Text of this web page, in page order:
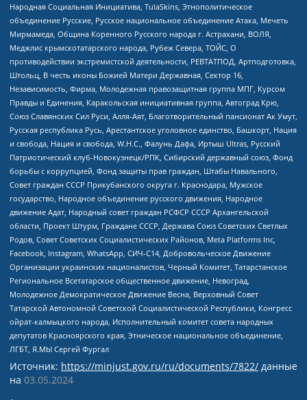
Народная Социальная Инициатива, TulaSkins, Этнополитическое
объединение Русские, Русское национальное объединение Атака, Мечеть
Мирмамеда, Община Коренного Русского народа г. Астрахани, ВОЛЯ,
Меджлис крымскотатарского народа, Рубеж Севера, ТОЙС, О
противодействии экстремистской деятельности, РЕВТАТПОД, Артподготовка,
Штольц, В честь иконы Божией Матери Державная, Сектор 16,
Независимость, Фирма, Молодежная правозащитная группа МПГ, Курсом
Правды и Единения, Каракольская инициативная группа, Автоград Крю,
Союз Славянских Сил Руси, Алля-Аят, Благотворительный пансионат Ак Умут,
Русская республика Русь, Арестантское уголовное единство, Башкорт, Нация
и свобода, Нация и свобода, W.H.С., Фалунь Дафа, Иртыш Ultras, Русский
Патриотический клуб-Новокузнецк/РПК, Сибирский державный союз, Фонд
борьбы с коррупцией, Фонд защиты прав граждан, Штабы Навального,
Совет граждан СССР Прикубанского округа г. Краснодара, Мужское
государство, Народное объединение русского движения, Народное
движение Адат, Народный совет граждан РСФСР СССР Архангельской
области, Проект Штурм, Граждане СССР, Держава Союз Советских Светлых
Родов, Совет Советских Социалистических Районов, Meta Platforms Inc,
Facebook, Instagram, WhatsApp, СИЧ-С14, Добровольческое Движение
Организации украинских националистов, Черный Комитет, Татарстанское
Региональное Всетатарское общественное движение, Невоград,
Молодежное Демократическое Движение Весна, Верховный Совет
Татарской Автономной Советской Социалистической Республики, Конгресс
ойрат-калмыцкого народа, Исполнительный комитет совета народных
депутатов Красноярского края, Этническое национальное объединение,
ЛГБТ, Я.МЫ Сергей Фургал
Источник: https://minjust.gov.ru/ru/documents/7822/ данные
на 03.05.2024